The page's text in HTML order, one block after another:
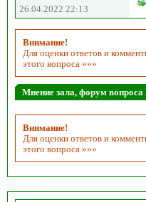
26.04.2022 22:13
Внимание!
Для оценки ответов и
этого вопроса »»»
Мнение зала, форум
Внимание!
Для оценки ответов и
этого вопроса »»»